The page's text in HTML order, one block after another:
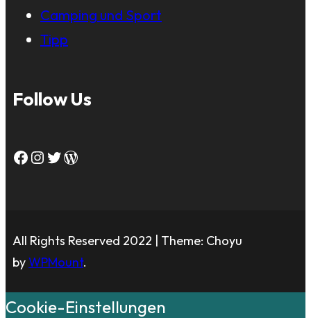
Camping und Sport
Tipp
Follow Us
Facebook Instagram Twitter WordPress
All Rights Reserved 2022 | Theme: Choyu
byWPMount.
Cookie-Einstellungen